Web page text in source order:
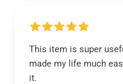
This item is super
made my life much
it.